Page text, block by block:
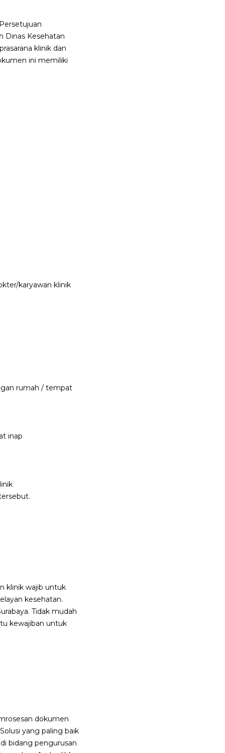
Dinas Kesehatan
klinik dan
ini memiliki
karyawan klinik
rumah / tempat
inap
klinik wajib untuk
kesehatan.
Tidak mudah
kewajiban untuk
dokumen
yang paling baik
bidang pengurusan